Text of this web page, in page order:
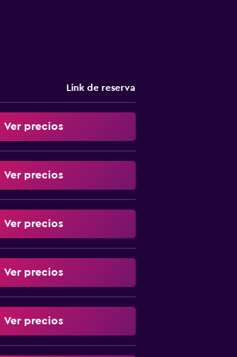
Link de reserva
Ver precios
Ver precios
Ver precios
Ver precios
Ver precios